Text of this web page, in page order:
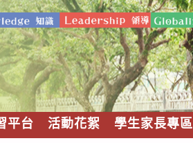
平台 活動花絮 學生家長專區